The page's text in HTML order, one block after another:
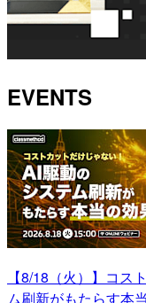
EVENTS
【8/18（火）】コス
ム刷新がもたらす本